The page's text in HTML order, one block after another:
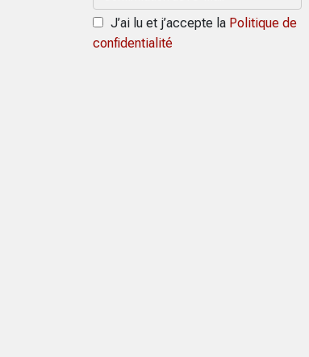
J’ai lu et j’accepte la Politique de
confidentialité